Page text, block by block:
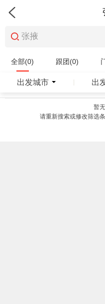
全部(0) 跟团(0)
特产商品(0)
出发城市 出
暂
请重新搜索或修改筛选